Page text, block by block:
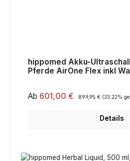
hippomed Akku-
Pferde AirOne Flex inkl
Verkaufspreis:
Ab 601,00 € Regulärer Preis:
899,95 € (33.22%
Details